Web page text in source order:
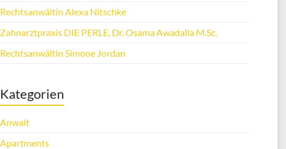
Rechtsanwältin Alexa Nitschke
Zahnarztpraxis DIE PERLE, Dr. Osama Awadalla M.Sc.
Rechtsanwältin Simone Jordan
Kategorien
Anwalt
Apartments